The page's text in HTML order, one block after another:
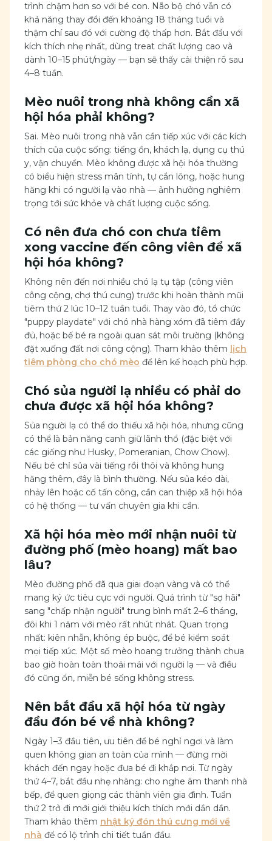
trình chậm hơn so với bé con. Não bộ chó vẫn có
khả năng thay đổi đến khoảng 18 tháng tuổi và
thậm chí sau đó với cường độ thấp hơn. Bắt đầu với
kích thích nhẹ nhất, dùng treat chất lượng cao và
dành 10–15 phút/ngày — bạn sẽ thấy cải thiện rõ sau
4–8 tuần.
Mèo nuôi trong nhà không cần xã
hội hóa phải không?
Sai. Mèo nuôi trong nhà vẫn cần tiếp xúc với các kích
thích của cuộc sống: tiếng ồn, khách lạ, dụng cụ thú
y, vận chuyển. Mèo không được xã hội hóa thường
có biểu hiện stress mãn tính, tự cắn lông, hoặc hung
hăng khi có người lạ vào nhà — ảnh hưởng nghiêm
trọng tới sức khỏe và chất lượng cuộc sống.
Có nên đưa chó con chưa tiêm
xong vaccine đến công viên để xã
hội hóa không?
Không nên đến nơi nhiều chó lạ tụ tập (công viên
công cộng, chợ thú cưng) trước khi hoàn thành mũi
tiêm thứ 2 lúc 10–12 tuần tuổi. Thay vào đó, tổ chức
"puppy playdate" với chó nhà hàng xóm đã tiêm đầy
đủ, hoặc bế bé ra ngoài quan sát môi trường (không
đặt xuống đất nơi công cộng). Tham khảo thêm lịch
tiêm phòng cho chó mèo để lên kế hoạch phù hợp.
Chó sủa người lạ nhiều có phải do
chưa được xã hội hóa không?
Sủa người lạ có thể do thiếu xã hội hóa, nhưng cũng
có thể là bản năng canh giữ lãnh thổ (đặc biệt với
các giống như Husky, Pomeranian, Chow Chow).
Nếu bé chỉ sủa vài tiếng rồi thôi và không hung
hăng thêm, đây là bình thường. Nếu sủa kéo dài,
nhảy lên hoặc cố tấn công, cần can thiệp xã hội hóa
có hệ thống — tư vấn chuyên gia khi cần.
Xã hội hóa mèo mới nhận nuôi từ
đường phố (mèo hoang) mất bao
lâu?
Mèo đường phố đã qua giai đoạn vàng và có thể
mang ký ức tiêu cực với người. Quá trình từ "sợ hãi"
sang "chấp nhận người" trung bình mất 2–6 tháng,
đôi khi 1 năm với mèo rất nhút nhát. Quan trọng
nhất: kiên nhẫn, không ép buộc, để bé kiểm soát
mọi tiếp xúc. Một số mèo hoang trưởng thành chưa
bao giờ hoàn toàn thoải mái với người lạ — và điều
đó cũng ổn, miễn bé sống không stress.
Nên bắt đầu xã hội hóa từ ngày
đầu đón bé về nhà không?
Ngày 1–3 đầu tiên, ưu tiên để bé nghỉ ngơi và làm
quen không gian an toàn của mình — đừng mời
khách đến ngay hoặc đưa bé đi khắp nơi. Từ ngày
thứ 4–7, bắt đầu nhẹ nhàng: cho nghe âm thanh nhà
bếp, để quen giọng các thành viên gia đình. Tuần
thứ 2 trở đi mới giới thiệu kích thích mới dần dần.
Tham khảo thêm nhật ký đón thú cưng mới về
nhà để có lộ trình chi tiết tuần đầu.